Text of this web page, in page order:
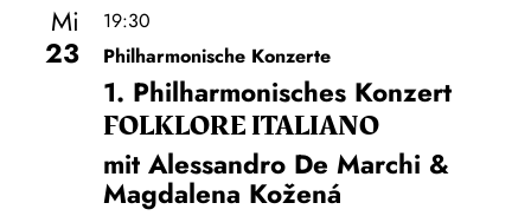
Mi
23
19:30
Philharmonische Konzerte
1. Philharmonisches Konzert
FOLKLORE ITALIANO
mit Alessandro De Marchi &
Magdalena Kožená